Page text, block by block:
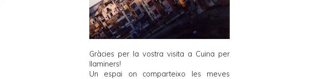
Gràcies per la vostra visita a Cuina per
llaminers!
Un espai on comparteixo les meves